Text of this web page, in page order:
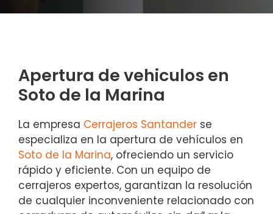
Apertura de vehiculos en
Soto de la Marina
La empresa Cerrajeros Santander se
especializa en la apertura de vehículos en
Soto de la Marina, ofreciendo un servicio
rápido y eficiente. Con un equipo de
cerrajeros expertos, garantizan la resolución
de cualquier inconveniente relacionado con